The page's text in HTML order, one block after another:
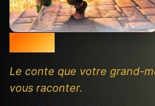
Shrek
Le conte que votre grand-
vous raconter.